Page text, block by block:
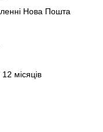
Нова Пошта
місяців